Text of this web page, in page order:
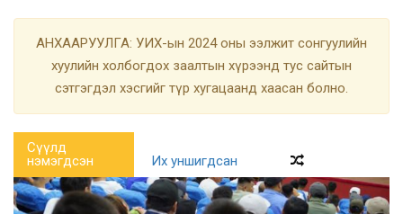
АНХААРУУЛГА: УИХ-ын 2024 оны ээлжит сонгуулийн
хуулийн холбогдох заалтын хүрээнд тус сайтын
сэтгэгдэл хэсгийг түр хугацаанд хаасан болно.
Сүүлд
нэмэгдсэн
Их уншигдсан